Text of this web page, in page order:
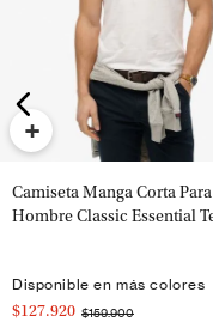
+
Camiseta Manga Corta Para
Hombre Classic Essential
Disponible en más colores
$127.920 $159.900